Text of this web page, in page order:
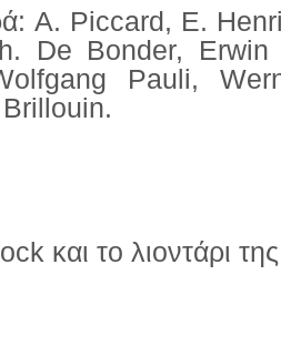
A. Piccard, E.
De Bonder, Erwin
Pauli,
και το λιοντάρι